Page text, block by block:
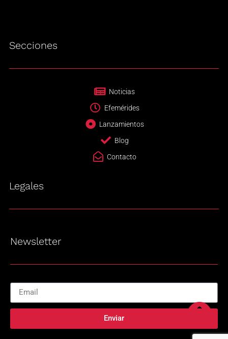
Secciones
Noticias
Efemérides
Lanzamientos
Blog
Contacto
Legales
Newsletter
Enviar